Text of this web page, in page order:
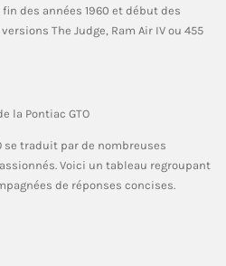
des années 1960 et début des
The Judge, Ram Air IV ou 455
la Pontiac GTO
se traduit par de nombreuses
Voici un tableau regroupant
de réponses concises.